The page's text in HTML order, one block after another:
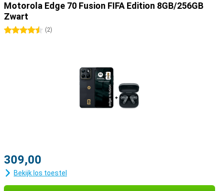
Motorola Edge 70 Fusion FIFA Edition 8GB/256GB
Zwart
4.5 sterren
(2)
309,00
Bekijk los toestel